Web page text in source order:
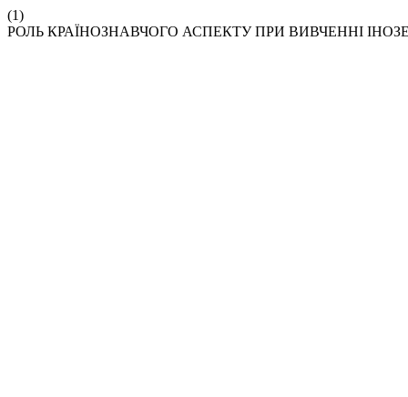
(1)
РОЛЬ КРАЇНОЗНАВЧОГО АСПЕКТУ ПРИ ВИВЧЕННІ